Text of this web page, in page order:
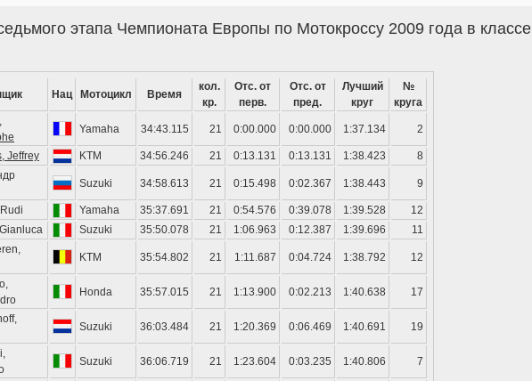
этапа Чемпионата Европы по Мотокроссу 2009 года в классе
Нац Мотоцикл Время
кол.
кр.
Отс. от
перв.
Отс. от
пред.
Лучший
круг
№
круга
Yamaha 34:43.115 21 0:00.000 0:00.000 1:37.134 2
Jeffrey KTM 34:56.246 21 0:13.131 0:13.131 1:38.423 8
Suzuki 34:58.613 21 0:15.498 0:02.367 1:38.443 9
Yamaha 35:37.691 21 0:54.576 0:39.078 1:39.528
12
Suzuki 35:50.078 21 1:06.963 0:12.387 1:39.696 11
KTM 35:54.802 21 1:11.687 0:04.724 1:38.792 12
Honda 35:57.015 21 1:13.900 0:02.213 1:40.638 17
Suzuki 36:03.484 21 1:20.369 0:06.469 1:40.691 19
Suzuki 36:06.719 21 1:23.604 0:03.235 1:40.806 7